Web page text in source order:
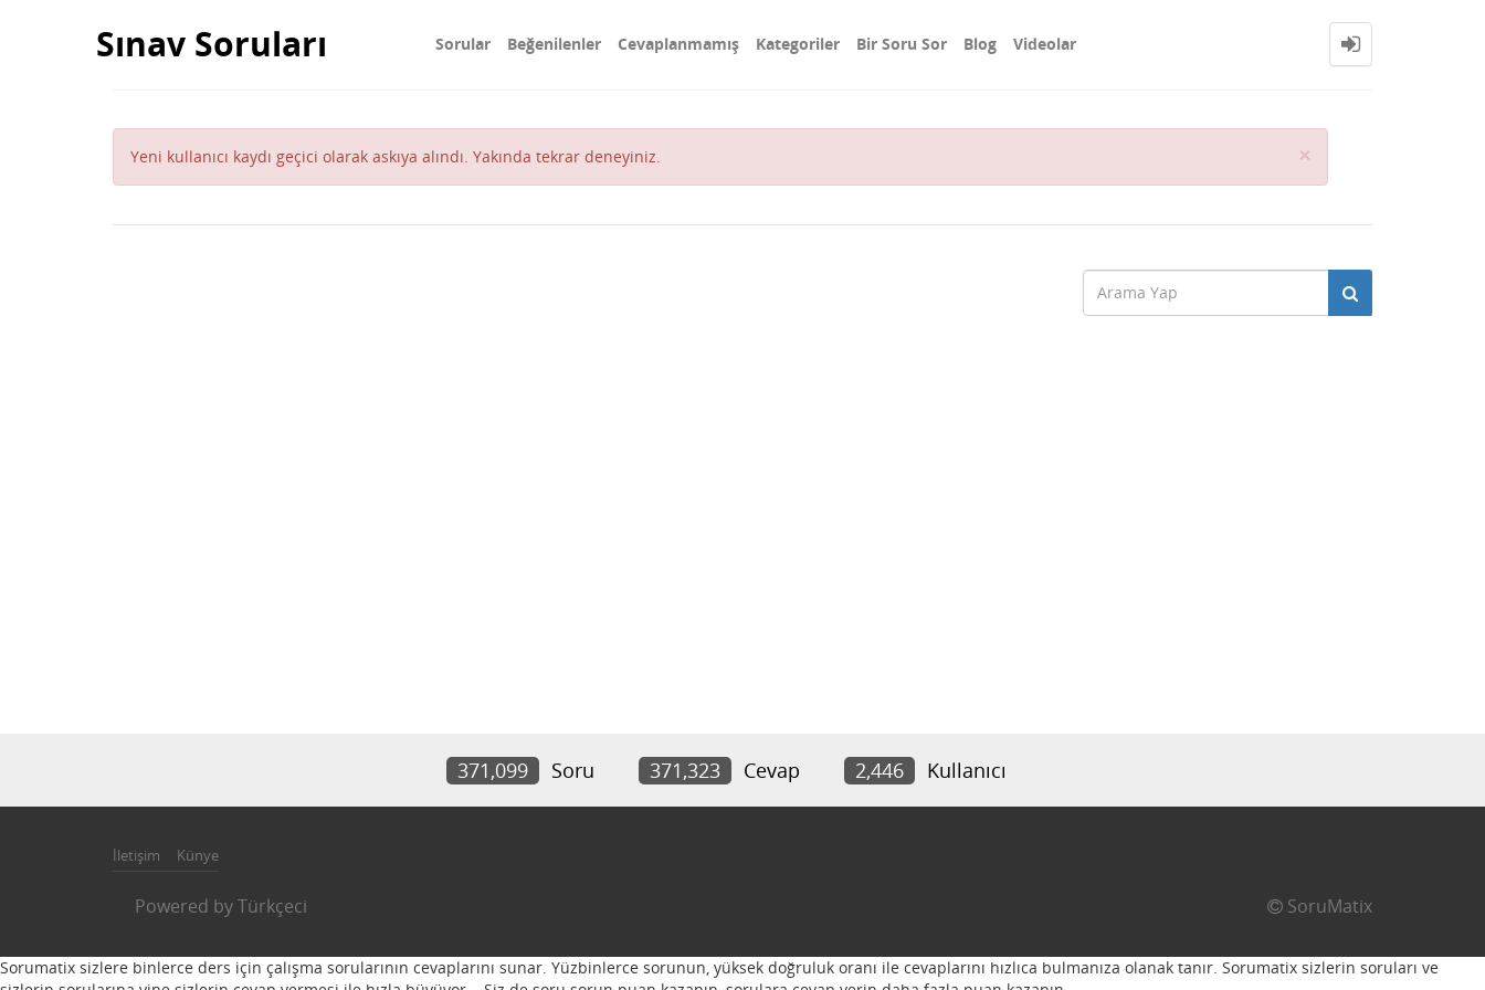
Sınav Soruları Sorular Beğenilenler Cevaplanmamış Kategoriler Bir Soru Sor Blog Videolar
Yeni kullanıcı kaydı geçici olarak askıya alındı. Yakında tekrar deneyiniz. ×
371,099 Soru 371,323 Cevap 2,446 Kullanıcı
İletişim Künye
Powered byTürkçeci SoruMatix
Sorumatix sizlere binlerce ders için çalışma sorularının cevaplarını sunar. Yüzbinlerce sorunun, yüksek doğruluk oranı ile cevaplarını hızlıca bulmanıza olanak tanır. Sorumatix sizlerin soruları ve